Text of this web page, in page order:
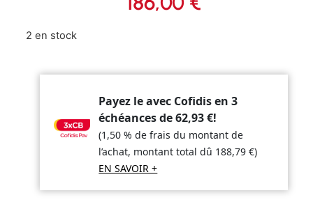
2 en stock
Payez le avec Cofidis en 3
échéances de62,93€!
(1,50 % de frais du montant de
l’achat, montant total dû 188,79€)
EN SAVOIR +